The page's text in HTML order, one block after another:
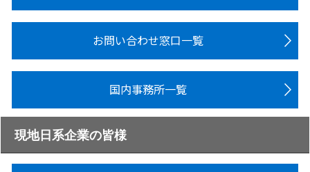
お問い合わせ窓口一覧
国内事務所一覧
現地日系企業の皆様